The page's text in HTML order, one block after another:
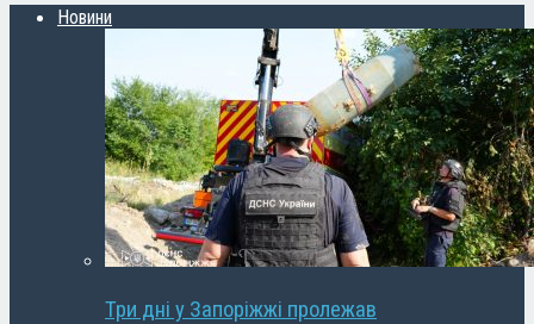
Новини
Три дні у Запоріжжі пролежав